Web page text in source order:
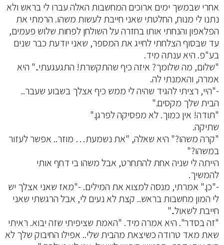
אחרי שבמשך ימים ארוכים המחשבות האלה עברו לי בראש ולא
נתנו לי מנוח, החלטתי שאני חייבת לעשות משהו. הרמתי את
הפלאפון והנחתי אותו בחזרה על השולחן לפחות שלוש פעמים,
עד שבסוף הצלחתי לחייג את המספר, שאני יודעת כבר שנים
בע"פ. היא ענתה מיד.
"שלום, מה שלומך? איזה כיף שהתקשרת! התגעגעתי.." היא
אמרה, והאמנתי לה.
-"היי, רציתי להגיד שהיה לי ממש כיף אצלך בשבוע שעבר..
הבית שלך מקסים."
"תודה! אין כמוך. לא מפסיקה לפרגן."
שתיקה.
"קרה משהו?" היא שאלה, "את נשמעת… מוזר.. אפשר לעזור
במשהו?"
הייתה לי שניה אחת להתחרט, אבל משהו בי דחף אותי
להמשיך.
-"כן." אמרתי, מנסה למצוא את המילים. -"מאז שאני אצלך יש
לי המון מחשבות בראש.. קצת לא נעים לי, אבל הרגשתי שאני
חייבת לשאול.."
"זה בסדר". היא אמרה מיד. "האמת שציפיתי שזה יבוא. ראיתי
שאת מאד טרודה כשיצאת מהבית שלי.. אפילו החיבוק שלך לא